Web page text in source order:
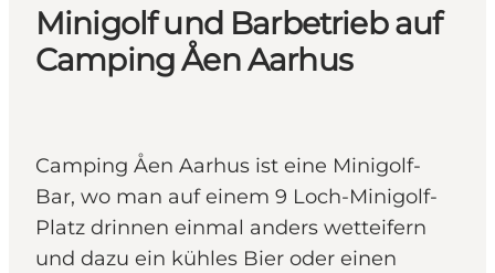
Minigolf und Barbetrieb auf
Camping Åen Aarhus
Camping Åen Aarhus ist eine Minigolf-
Bar, wo man auf einem 9 Loch-Minigolf-
Platz drinnen einmal anders wetteifern
und dazu ein kühles Bier oder einen